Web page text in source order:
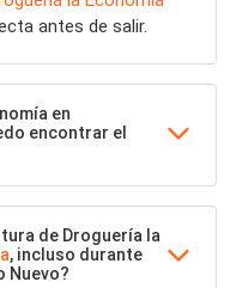
antes de salir.
en
encontrar el
de Droguería la
, incluso durante
Nuevo?